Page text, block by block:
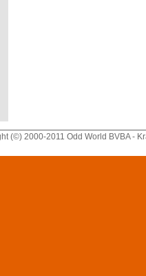
(©) 2000-2011 Odd World BVBA -